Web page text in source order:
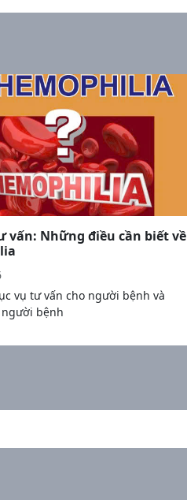
vấn: Những điều cần biết về
vụ tư vấn cho người bệnh và
bệnh